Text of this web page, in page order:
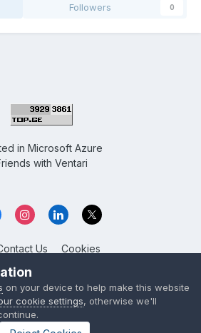
Followers 0
in Microsoft Azure
with Ventari
Us Cookies
Overclockers GE
by Invision Community
on your device to help make this website
cookie settings, otherwise we'll